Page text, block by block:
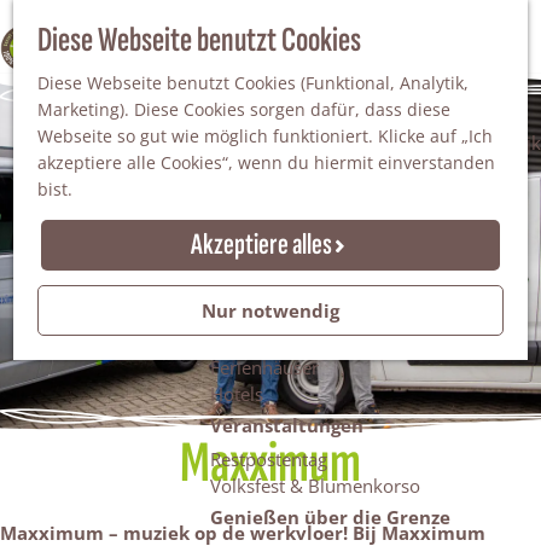
Diese Webseite benutzt Cookies
Diese Webseite benutzt Cookies (Funktional, Analytik,
Marketing). Diese Cookies sorgen dafür, dass diese
Webseite so gut wie möglich funktioniert. Klicke auf „Ich
akzeptiere alle Cookies“, wenn du hiermit einverstanden
bist.
Akzeptiere alles
Nur notwendig
100% WINTERSWIJK
S
u
c
h
e
n
M
e
n
ü
Da staunt man!
Freiheitsbäume
Natur
Naturgebiete
Nationaler Landschaftspark Winterswijk
Der Steingrube
Gärten & Parks
Übernachten
Campingplätze & Ferienparks
Gruppenunterkünfte
Bed & Breakfasts
Ferienhäuser
Hotels
Veranstaltungen
Restpostentag
Volksfest & Blumenkorso
Genießen über die Grenze
Maxximum
Maxximum – muziek op de werkvloer! Bij Maxximum